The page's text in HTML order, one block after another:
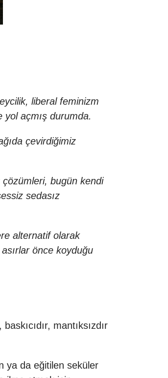
liberal feminizm
yol açmış durumda.
çevirdiğimiz
çözümleri, bugün kendi
sedasız
alternatif olarak
önce koyduğu
mantıksızdır
ya da eğitilen seküler